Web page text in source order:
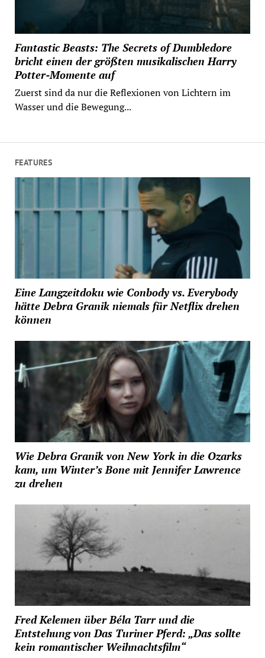
Fantastic Beasts: The Secrets of Dumbledore
bricht einen der größten musikalischen Harry
Potter-Momente auf
Zuerst sind da nur die Reflexionen von Lichtern im
Wasser und die Bewegung...
FEATURES
Eine Langzeitdoku wie Conbody vs. Everybody
hätte Debra Granik niemals für Netflix drehen
können
Wie Debra Granik von New York in die Ozarks
kam, um Winter’s Bone mit Jennifer Lawrence
zu drehen
Fred Kelemen über Béla Tarr und die
Entstehung von Das Turiner Pferd: „Das sollte
kein romantischer Weihnachtsfilm“